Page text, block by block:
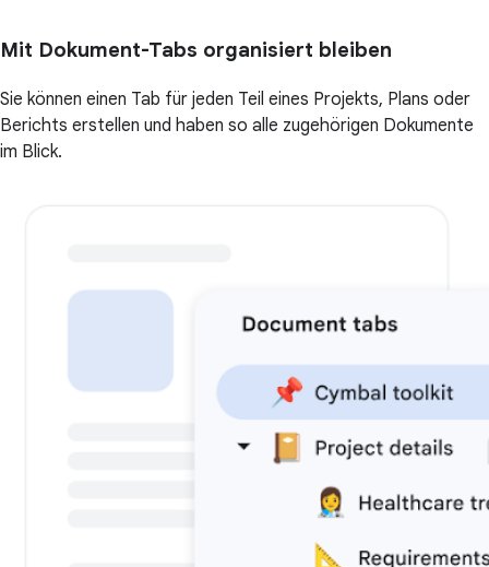
Mit Dokument-Tabs organisiert bleiben
Sie können einen Tab für jeden Teil eines Projekts, Plans oder
Berichts erstellen und haben so alle zugehörigen Dokumente
im Blick.